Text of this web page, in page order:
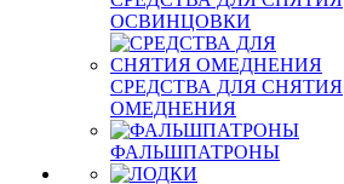
ОСВИНЦОВКИ
СРЕДСТВА ДЛЯ СНЯТИЯ
ОМЕДНЕНИЯ
ФАЛЬШПАТРОНЫ